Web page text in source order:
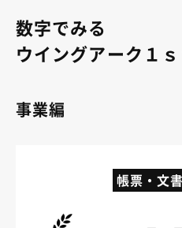
数字でみる
ウイングアーク１ｓ
事業編
帳票・文